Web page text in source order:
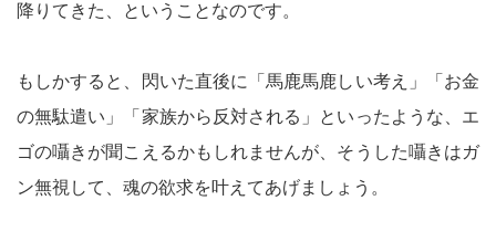
降りてきた、ということなのです。
もしかすると、閃いた直後に「馬鹿馬鹿しい考え」「お金
の無駄遣い」「家族から反対される」といったような、エ
ゴの囁きが聞こえるかもしれませんが、そうした囁きはガ
ン無視して、魂の欲求を叶えてあげましょう。